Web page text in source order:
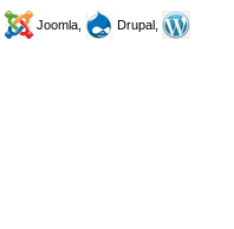
Joomla,
Drupal,